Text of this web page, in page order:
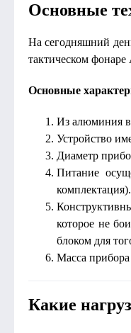
Основные
На сегодняшний
тактическом
Основные
Из алюминия
Устройство
Диаметр
Питание
комплектация).
которое не
блоком для
Масса прибора
Какие